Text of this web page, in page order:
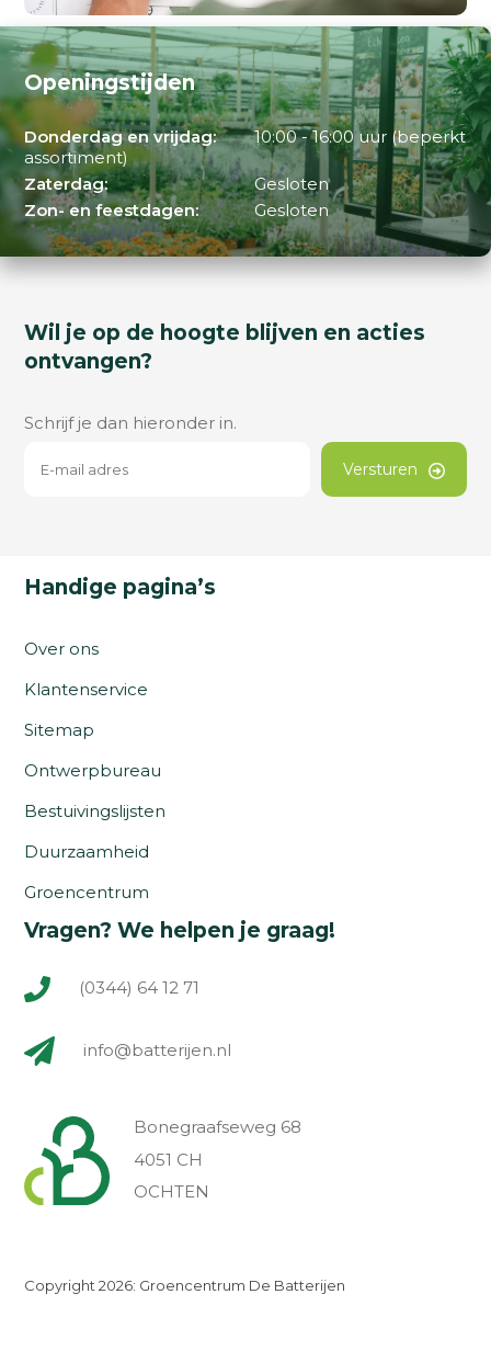
Openingstijden
Donderdag en vrijdag:
10:00 - 16:00 uur (beperkt
assortiment)
Zaterdag:
Gesloten
Zon- en feestdagen:
Gesloten
Wil je op de hoogte blijven en acties
ontvangen?
Schrijf je dan hieronder in.
Versturen
Handige pagina’s
Over ons
Klantenservice
Sitemap
Ontwerpbureau
Bestuivingslijsten
Duurzaamheid
Groencentrum
Vragen? We helpen je graag!
(0344) 64 12 71
info@batterijen.nl
Bonegraafseweg 68
4051 CH
OCHTEN
Copyright 2026: Groencentrum De Batterijen